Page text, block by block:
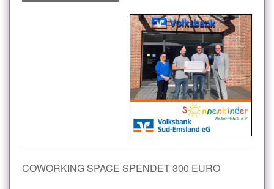
COWORKING SPACE SPENDET 300 EURO